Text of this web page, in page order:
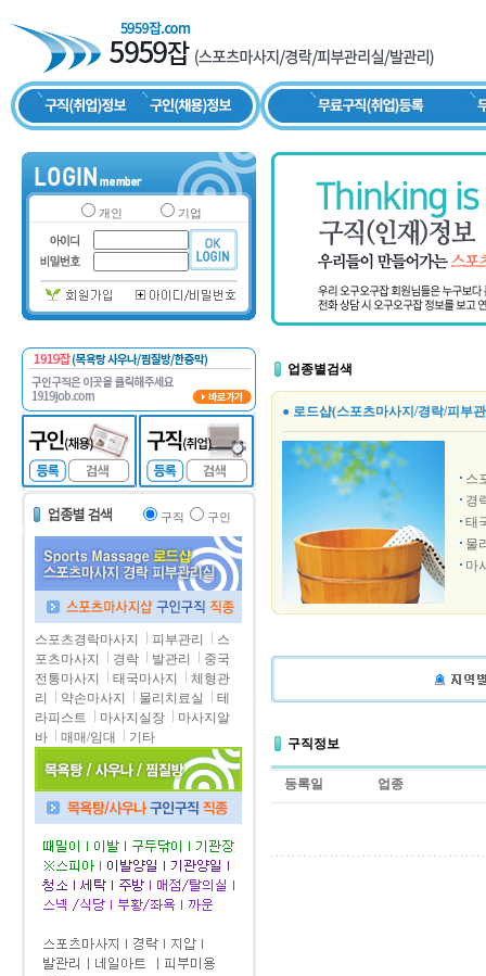
개인 기업
구직 구인
스포츠경락마사지 피부관리
스
포츠마사지
경락 발관리
중국
전통마사지
태국마사지
체형관
리
약손마사지 물리치료실
테
라피스트
마사지실장
마사지알
바
매매/임대 기타
업종별검색
● 로드샵(스포츠마사지/경락/피부
스
경
태
물
마
구직정보
등록일 업종